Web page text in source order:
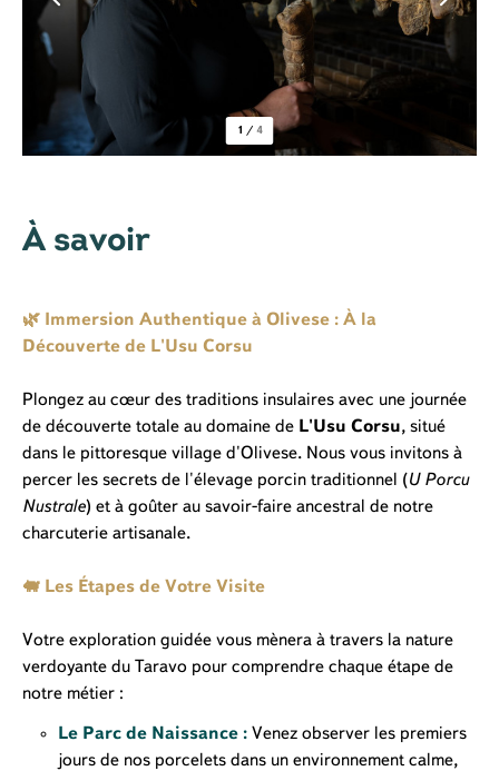
1 / 4
À savoir
🌿 Immersion Authentique à Olivese : À la
Découverte de L'Usu Corsu
Plongez au cœur des traditions insulaires avec une journée
de découverte totale au domaine de L'Usu Corsu, situé
dans le pittoresque village d'Olivese. Nous vous invitons à
percer les secrets de l'élevage porcin traditionnel (U Porcu
Nustrale) et à goûter au savoir-faire ancestral de notre
charcuterie artisanale.
🐖 Les Étapes de Votre Visite
Votre exploration guidée vous mènera à travers la nature
verdoyante du Taravo pour comprendre chaque étape de
notre métier :
Le Parc de Naissance : Venez observer les premiers
jours de nos porcelets dans un environnement calme,